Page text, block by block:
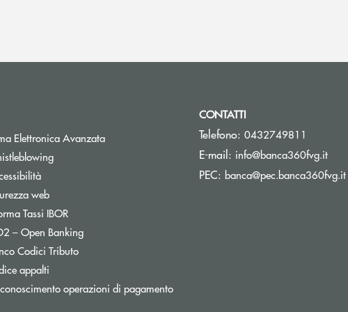
finestra
Elettronica Avanzata
Apre una nuova finestra
web
Tassi IBORApre una nuova finestra
– Open BankingApre una nuova finestra
Codici TributoApre una nuova finestra
appalti
operazioni di pagamento
CONTATTI
Telefono: 0432749811
E-mail: info@banca360fvg.it(si
PEC: banca@pec.banca360fvg.it